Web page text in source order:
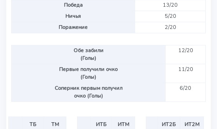
Победа
13/20
Ничья
5/20
Поражение
2/20
Обе забили
(Голы)
12/20
Первые получили очко
(Голы)
11/20
Соперник первым получил
очко (Голы)
6/20
ТБ
ТМ
ИТБ
ИТМ
ИТ2Б
ИТ2М